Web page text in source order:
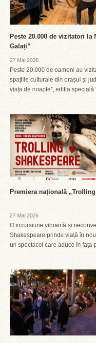
Peste 20.000 de vizitatori la
Galați”
27 Mai 2026
Peste 20.000 de oameni au
spațiile culturale din orașul și
viața de noapte”, ediția specială
Premiera națională
27 Mai 2026
O incursiune vibrantă și
Shakespeare prinde viață în
un spectacol care aduce în fața